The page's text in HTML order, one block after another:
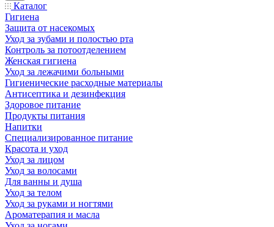
Каталог
Гигиена
Защита от насекомых
Уход за зубами и полостью рта
Контроль за потоотделением
Женская гигиена
Уход за лежачими больными
Гигиенические расходные материалы
Антисептика и дезинфекция
Здоровое питание
Продукты питания
Напитки
Специализированное питание
Красота и уход
Уход за лицом
Уход за волосами
Для ванны и душа
Уход за телом
Уход за руками и ногтями
Ароматерапия и масла